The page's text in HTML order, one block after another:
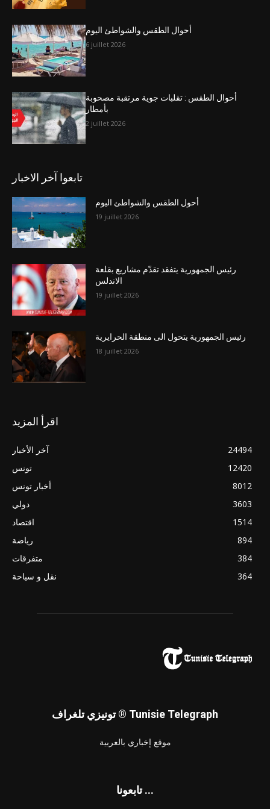
أحوال الطقس والشواطئ اليوم
6 juillet 2026
أحوال الطقس : تقلبات جوية مرتقبة مصحوبة
بأمطار
2 juillet 2026
تابعوا آخر الاخبار
أحول الطقس والشواطئ اليوم
19 juillet 2026
رئيس الجمهورية يتفقد تقدّم مشاريع بقلعة
الاندلس
19 juillet 2026
رئيس الجمهورية يتحول الى منطقة الحرايرية
18 juillet 2026
اقرأ المزيد
آخر الأخبار
24494
تونس
12420
أخبار تونس
8012
دولي
3603
اقتصاد
1514
رياضة
894
متفرقات
384
نقل و سياحة
364
تونيزي تلغراف ® Tunisie Telegraph
موقع إخباري بالعربية
تابعونا ...